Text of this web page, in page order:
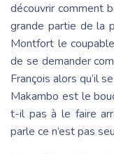
découvrir comment
grande partie de la
Montfort le
de se demander
François alors qu’il
Makambo est le
t-il pas à le faire
parle ce n’est pas